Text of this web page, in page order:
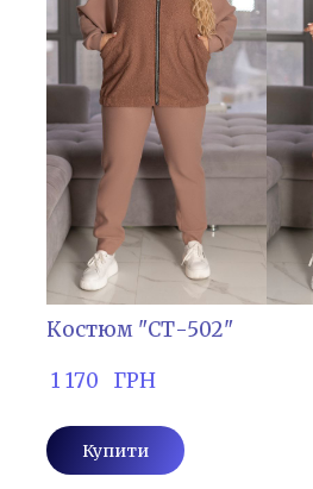
Костюм "СТ-502"
1 170   ГРН
Купити